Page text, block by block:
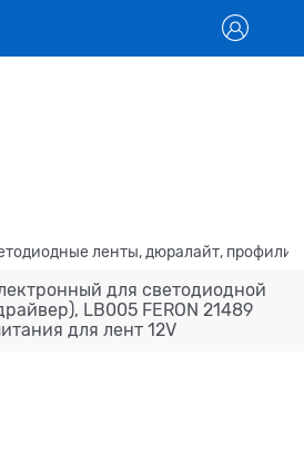
ленты, дюралайт, профили
для светодиодной
LB005 FERON 21489
для лент 12V